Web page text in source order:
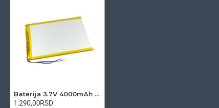
Baterija 3.7V 4000mAh 2497140-PCM Li-ion polymer
1.290,00RSD